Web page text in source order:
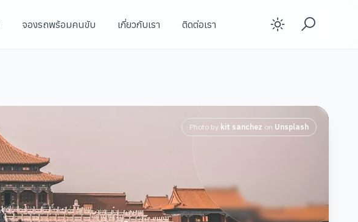
จองรถพร้อมคนขับ เกี่ยวกับเรา ติดต่อเรา Enable
Photo by kit sanchez on Unsplash